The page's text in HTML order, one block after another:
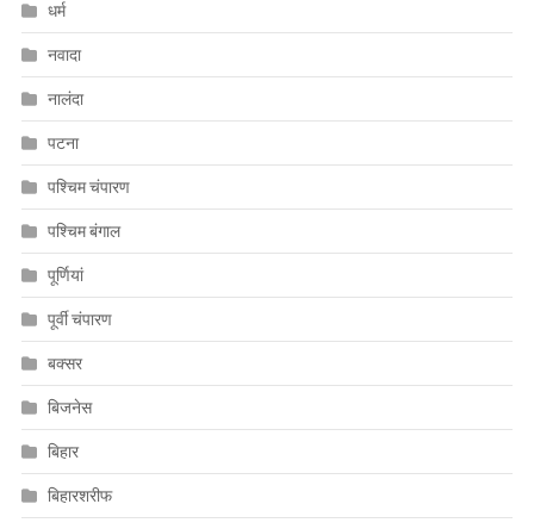
धर्म
नवादा
नालंदा
पटना
पश्चिम चंपारण
पश्चिम बंगाल
पूर्णियां
पूर्वी चंपारण
बक्सर
बिजनेस
बिहार
बिहारशरीफ